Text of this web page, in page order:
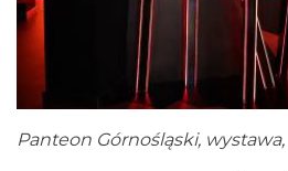
Panteon Górnośląski,